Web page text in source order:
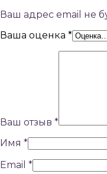
Ваш адрес email не
Ваша оценка *
Ваш отзыв *
Имя *
Email *